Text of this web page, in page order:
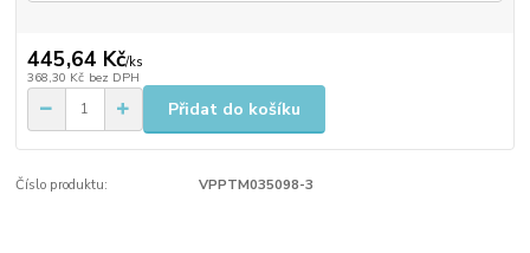
445,64 Kč/ks
368,30 Kč bez DPH
Přidat do košíku
Číslo produktu: VPPTM035098-3